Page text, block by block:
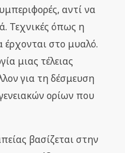
αντί να
Τεχνικές όπως η
έρχονται στο μυαλό.
μιας τέλειας
για τη δέσμευση
ορίων που
βασίζεται στην